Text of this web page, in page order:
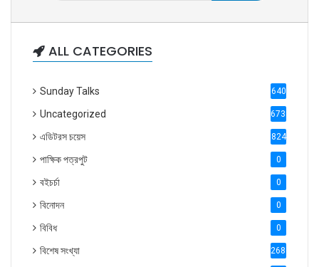
ALL CATEGORIES
Sunday Talks 640
Uncategorized 6738
এডিটরস চয়েস 824
পাক্ষিক পত্রপুট 0
বইচর্চা 0
বিনোদন 0
বিবিধ 0
বিশেষ সংখ্যা 2686